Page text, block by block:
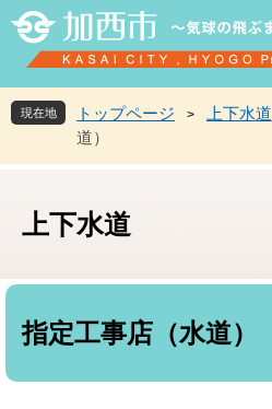
先
頭
を
飛
現在地 トップページ > 上下水道
道）
上下水道
本
指定工事店（水道）